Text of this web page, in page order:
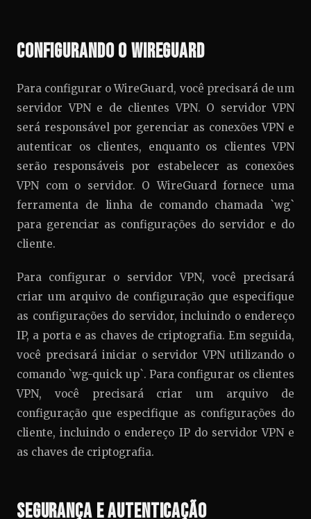
Configurando o WireGuard
Para configurar o WireGuard, você precisará de um
servidor VPN e de clientes VPN. O servidor VPN
será responsável por gerenciar as conexões VPN e
autenticar os clientes, enquanto os clientes VPN
serão responsáveis por estabelecer as conexões
VPN com o servidor. O WireGuard fornece uma
ferramenta de linha de comando chamada `wg`
para gerenciar as configurações do servidor e do
cliente.
Para configurar o servidor VPN, você precisará
criar um arquivo de configuração que especifique
as configurações do servidor, incluindo o endereço
IP, a porta e as chaves de criptografia. Em seguida,
você precisará iniciar o servidor VPN utilizando o
comando `wg-quick up`. Para configurar os clientes
VPN, você precisará criar um arquivo de
configuração que especifique as configurações do
cliente, incluindo o endereço IP do servidor VPN e
as chaves de criptografia.
Segurança e Autenticação